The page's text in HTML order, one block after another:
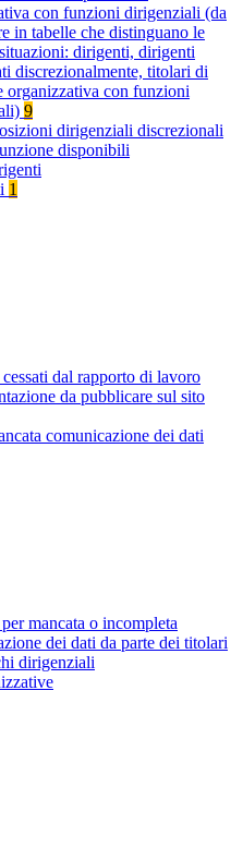
con funzioni dirigenziali (da
in tabelle che distinguano le
dirigenti, dirigenti
discrezionalmente, titolari di
organizzativa con funzioni
9
dirigenziali discrezionali
disponibili
1
dal rapporto di lavoro
da pubblicare sul sito
comunicazione dei dati
mancata o incompleta
dei dati da parte dei titolari
dirigenziali